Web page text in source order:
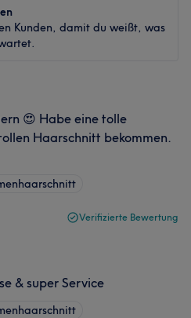
Kunden, damit du weißt, was
😍 Habe eine tolle
Haarschnitt bekommen.
Verifizierte Bewertung
& super Service